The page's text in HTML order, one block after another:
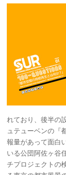
れており、後半の
ュテューベンの『
報量があって面白
いる公団阿佐ヶ谷
チプロジェクトの